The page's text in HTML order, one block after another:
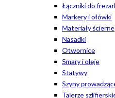
Łączniki do
Markery i ołówki
Materiały ścierne
Nasadki
Otwornice
Smary i oleje
Statywy
Szyny
Talerze